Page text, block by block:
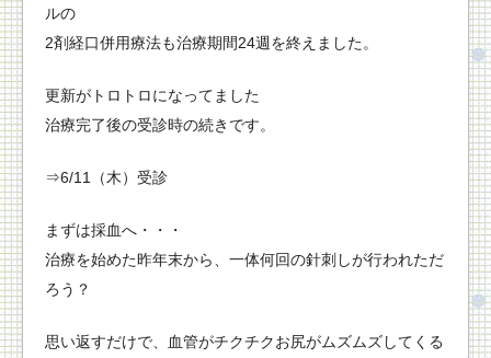
ルの
2剤経口併用療法も治療期間24週を終えました。
更新がトロトロになってました
治療完了後の受診時の続きです。
⇒6/11（木）受診
まずは採血へ・・・
治療を始めた昨年末から、一体何回の針刺しが行われただ
ろう？
思い返すだけで、血管がチクチクお尻がムズムズしてくる